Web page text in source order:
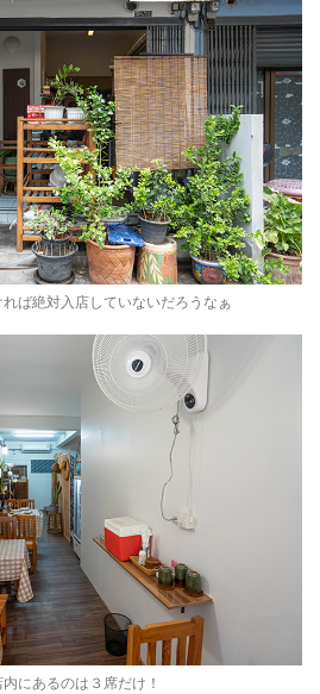
ば絶対入店していないだろうなぁ
にあるのは３席だけ！